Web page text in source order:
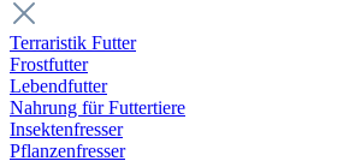
Terraristik Futter
Frostfutter
Lebendfutter
Nahrung für Futtertiere
Insektenfresser
Pflanzenfresser